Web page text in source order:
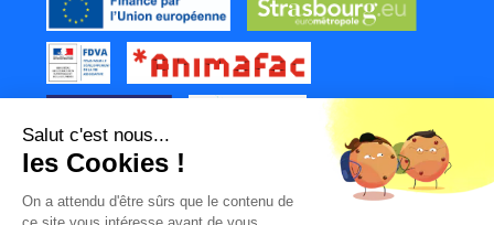
Tous nos partenaires
Mur des contributeurs
Salut c'est nous...
les Cookies !
On a attendu d'être sûrs que le contenu de
ce site vous intéresse avant de vous